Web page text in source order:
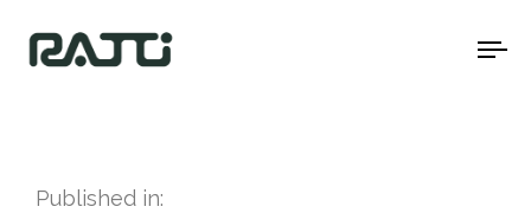
Published in: